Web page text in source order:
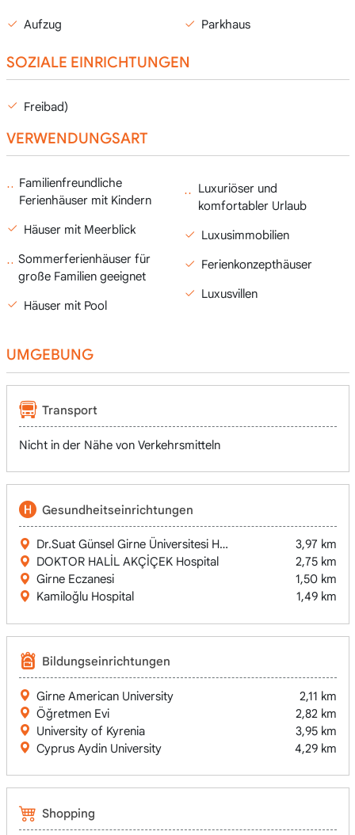
Aufzug Parkhaus
SOZIALE EINRICHTUNGEN
Freibad)
VERWENDUNGSART
Familienfreundliche
Ferienhäuser mit Kindern
Häuser mit Meerblick
Sommerferienhäuser für
große Familien geeignet
Häuser mit Pool
Luxuriöser und
komfortabler Urlaub
Luxusimmobilien
Ferienkonzepthäuser
Luxusvillen
UMGEBUNG
Transport
Nicht in der Nähe von Verkehrsmitteln
Gesundheitseinrichtungen
Dr.Suat Günsel Girne Üniversitesi Hastanesi / University of
3,97 km
DOKTOR HALİL AKÇİÇEK Hospital
2,75 km
Girne Eczanesi
1,50 km
Kamiloğlu Hospital
1,49 km
Bildungseinrichtungen
Girne American University
2,11 km
Öğretmen Evi
2,82 km
University of Kyrenia
3,95 km
Cyprus Aydin University
4,29 km
Shopping